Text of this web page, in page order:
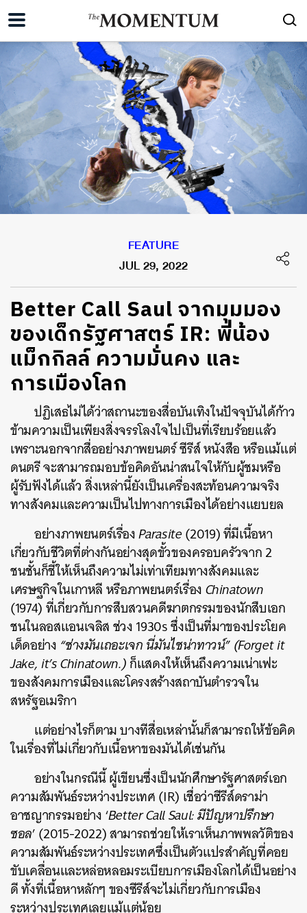
FEATURE
JUL 29, 2022
Better Call Saul จากมุมมอง
ของเด็กรัฐศาสตร์ IR: พี่น้อง
แม็กกิลล์ ความมั่นคง และ
การเมืองโลก
ปฏิเสธไม่ได้ว่าสถานะของสื่อบันเทิงในปัจจุบันได้ก้าว
ข้ามความเป็นเพียงสิ่งจรรโลงใจไปเป็นที่เรียบร้อยแล้ว
เพราะนอกจากสื่ออย่างภาพยนตร์ ซีรีส์ หนังสือ หรือแม้แต่
ดนตรี จะสามารถมอบข้อคิดอันน่าสนใจให้กับผู้ชมหรือ
ผู้รับฟังได้แล้ว สิ่งเหล่านี้ยังเป็นเครื่องสะท้อนความจริง
ทางสังคมและความเป็นไปทางการเมืองได้อย่างแยบยล
อย่างภาพยนตร์เรื่องParasite(2019) ที่มีเนื้อหา
เกี่ยวกับชีวิตที่ต่างกันอย่างสุดขั้วของครอบครัวจาก 2
ชนชั้นก็ชี้ให้เห็นถึงความไม่เท่าเทียมทางสังคมและ
เศรษฐกิจในเกาหลี หรือภาพยนตร์เรื่องChinatown
(1974) ที่เกี่ยวกับการสืบสวนคดีฆาตกรรมของนักสืบเอก
ชนในลอสแอนเจลิส ช่วง 1930s ซึ่งเป็นที่มาของประโยค
เด็ดอย่าง “ช่างมันเถอะเจก นี่มันไชน่าทาวน์” (Forget it
Jake, it’s Chinatown.)ก็แสดงให้เห็นถึงความเน่าเฟะ
ของสังคมการเมืองและโครงสร้างสถาบันตำรวจใน
สหรัฐอเมริกา
แต่อย่างไรก็ตาม บางทีสื่อเหล่านั้นก็สามารถให้ข้อคิด
ในเรื่องที่ไม่เกี่ยวกับเนื้อหาของมันได้เช่นกัน
อย่างในกรณีนี้ ผู้เขียนซึ่งเป็นนักศึกษารัฐศาสตร์เอก
ความสัมพันธ์ระหว่างประเทศ (IR) เชื่อว่าซีรีส์ดราม่า
อาชญากรรมอย่าง ‘Better Call Saul: มีปัญหาปรึกษา
ซอล’ (2015-2022) สามารถช่วยให้เราเห็นภาพพลวัติของ
ความสัมพันธ์ระหว่างประเทศซึ่งเป็นตัวแปรสำคัญที่คอย
ขับเคลื่อนและหล่อหลอมระเบียบการเมืองโลกได้เป็นอย่าง
ดี ทั้งที่เนื้อหาหลักๆ ของซีรีส์จะไม่เกี่ยวกับการเมือง
ระหว่างประเทศเลยแม้แต่น้อย